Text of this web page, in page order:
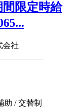
間限定時給
会社
助 / 交替制